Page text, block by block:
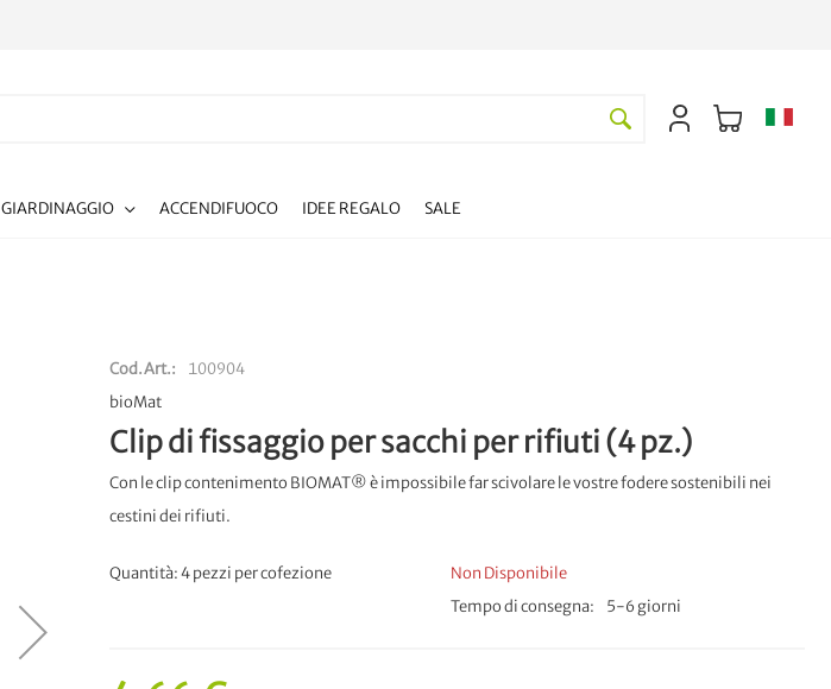
GIARDINAGGIO ACCENDIFUOCO IDEE REGALO SALE
Cod.Art.
100904
bioMat
Clip di fissaggio per sacchi per rifiuti (4 pz.)
Con le clip contenimento BIOMAT® è impossibile far scivolare le vostre fodere sostenibili nei
cestini dei rifiuti.
Quantità: 4 pezzi per cofezione
Non Disponibile
Tempo di consegna
5-6 giorni